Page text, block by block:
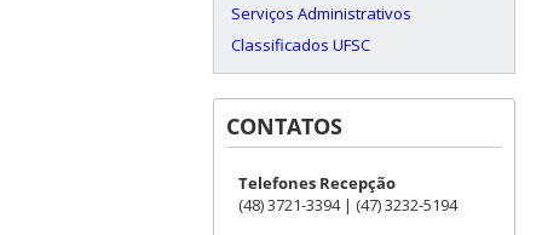
Serviços Administrativos
Classificados UFSC
CONTATOS
Telefones Recepção
(48) 3721-3394 | (47) 3232-5194